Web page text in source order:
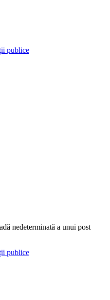
publice
nedeterminată a unui post
publice